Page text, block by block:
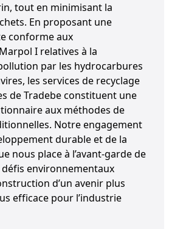
tout en minimisant la
En proposant une
conforme aux
I relatives à la
par les hydrocarbures
les services de recyclage
de Tradebe constituent une
aux méthodes de
Notre engagement
durable et de la
nous place à l’avant-garde de
environnementaux
d’un avenir plus
efficace pour l’industrie